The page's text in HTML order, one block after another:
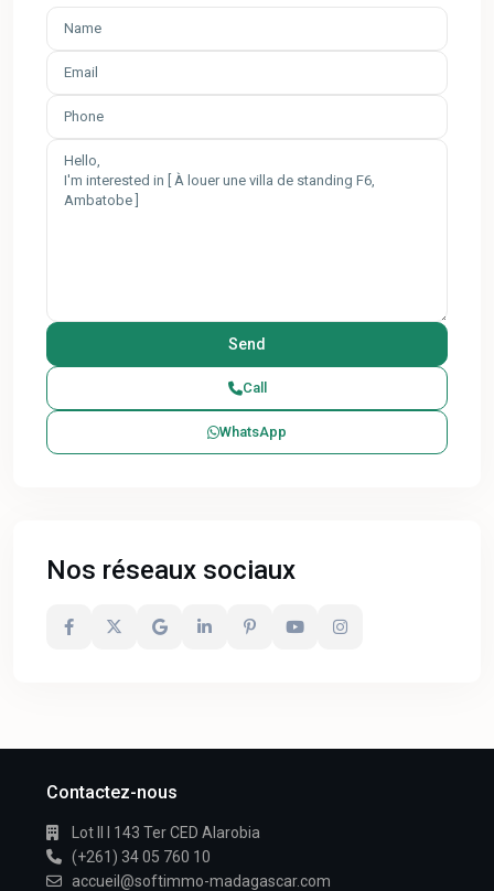
Call
WhatsApp
Nos réseaux sociaux
Contactez-nous
Lot II I 143 Ter CED Alarobia
(+261) 34 05 760 10
accueil@softimmo-madagascar.com